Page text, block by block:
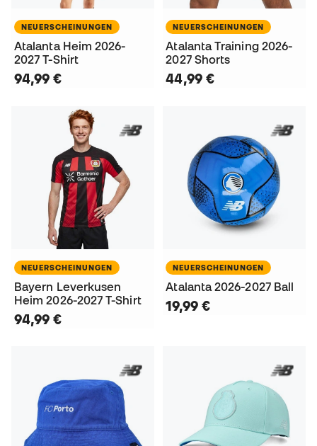
NEUERSCHEINUNGEN
Atalanta Heim 2026-
2027 T-Shirt
94,99 €
NEUERSCHEINUNGEN
Atalanta Training 2026-
2027 Shorts
44,99 €
NEUERSCHEINUNGEN
Bayern Leverkusen
Heim 2026-2027 T-Shirt
94,99 €
NEUERSCHEINUNGEN
Atalanta 2026-2027 Ball
19,99 €